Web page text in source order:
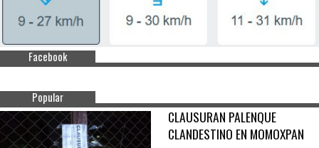
Facebook
Popular
CLAUSURAN PALENQUE
CLANDESTINO EN MOMOXPAN